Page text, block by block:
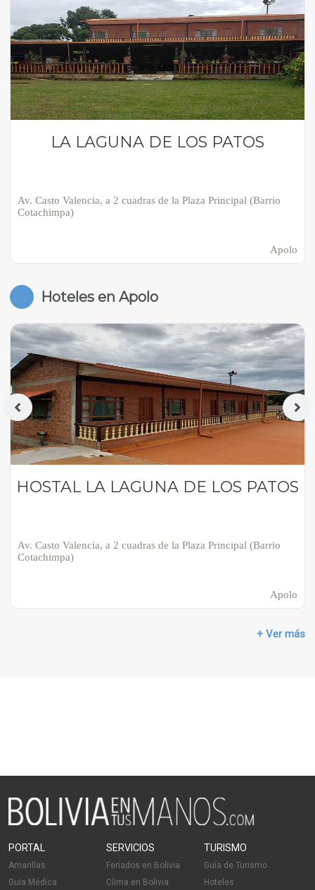
LA LAGUNA DE LOS PATOS
Av. Casto Valencia, a 2 cuadras de la Plaza Principal (Barrio
Cotachimpa)
Apolo
Hoteles en Apolo
HOSTAL LA LAGUNA DE LOS PATOS
Av. Casto Valencia, a 2 cuadras de la Plaza Principal (Barrio
Cotachimpa)
Apolo
+ Ver más
PORTAL
Amarillas
Guía Médica
SERVICIOS
Feriados en Bolivia
Clima en Bolivia
TURISMO
Guía de Turismo
Hoteles